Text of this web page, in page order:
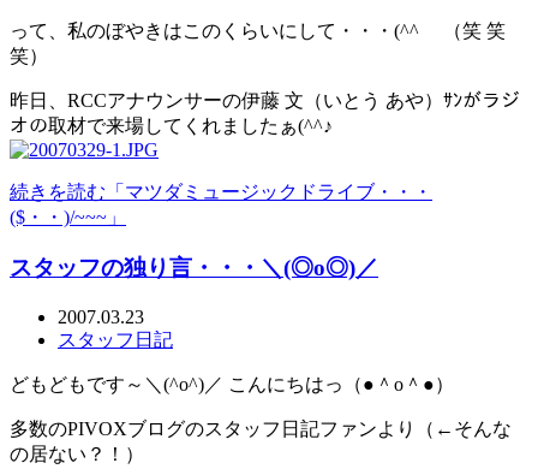
って、私のぼやきはこのくらいにして・・・(^^ゞ （笑 笑
笑）
昨日、RCCアナウンサーの伊藤 文（いとう あや）ｻﾝがラジ
オの取材で来場してくれましたぁ(^^♪
続きを読む「マツダミュージックドライブ・・・
($・・)/~~~」
スタッフの独り言・・・＼(◎o◎)／
2007.03.23
スタッフ日記
どもどもです～＼(^o^)／ こんにちはっ（●＾o＾●）
多数のPIVOXブログのスタッフ日記ファンより（←そんな
の居ない？！）